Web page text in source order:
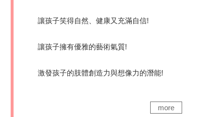
讓孩子笑得自然、健康又充滿自信!
讓孩子擁有優雅的藝術氣質!
激發孩子的肢體創造力與想像力的潛能!
more